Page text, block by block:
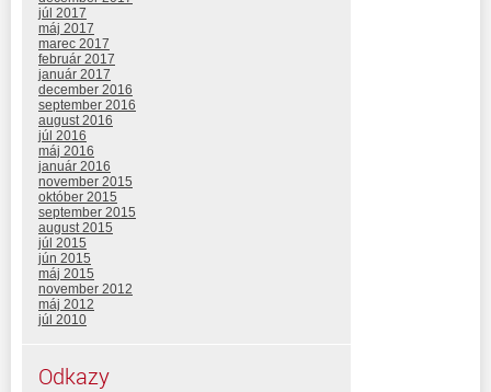
júl 2017
máj 2017
marec 2017
február 2017
január 2017
december 2016
september 2016
august 2016
júl 2016
máj 2016
január 2016
november 2015
október 2015
september 2015
august 2015
júl 2015
jún 2015
máj 2015
november 2012
máj 2012
júl 2010
Odkazy